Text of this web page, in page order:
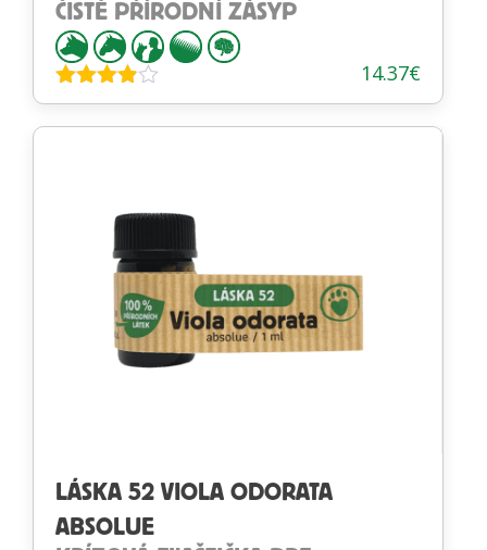
ČISTĚ PŘÍRODNÍ ZÁSYP
Hodnotenie
3.80z 5
14.37€
LÁSKA 52 VIOLA ODORATA
ABSOLUE